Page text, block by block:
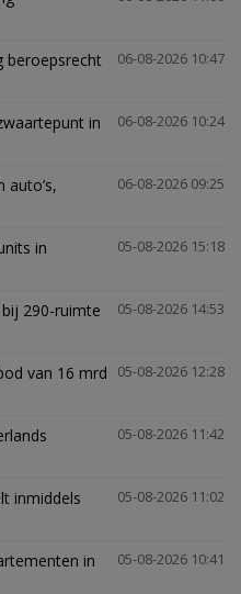
06-08-2026 10:47
beroepsrecht
06-08-2026 10:24
in
06-08-2026 09:25
auto’s,
05-08-2026 15:18
in
05-08-2026 14:53
290-ruimte
05-08-2026 12:28
van 16 mrd
05-08-2026 11:42
05-08-2026 11:02
inmiddels
05-08-2026 10:41
in